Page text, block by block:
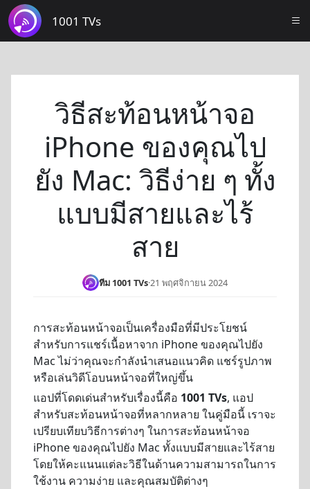
1001 TVs
วิธีสะท้อนหน้าจอ
iPhone ของคุณไป
ยัง Mac: วิธีง่าย ๆ ทั้ง
แบบมีสายและไร้
สาย
ทีม 1001 TVs·21 พฤศจิกายน 2024
การสะท้อนหน้าจอเป็นเครื่องมือที่มีประโยชน์
สำหรับการแชร์เนื้อหาจาก iPhone ของคุณไปยัง
Mac ไม่ว่าคุณจะกำลังนำเสนอแนวคิด แชร์รูปภาพ
หรือเล่นวิดีโอบนหน้าจอที่ใหญ่ขึ้น
แอปที่โดดเด่นสำหรับเรื่องนี้คือ 1001 TVs, แอป
สำหรับสะท้อนหน้าจอที่หลากหลาย ในคู่มือนี้ เราจะ
เปรียบเทียบวิธีการต่างๆ ในการสะท้อนหน้าจอ
iPhone ของคุณไปยัง Mac ทั้งแบบมีสายและไร้สาย
โดยให้คะแนนแต่ละวิธีในด้านความสามารถในการ
ใช้งาน ความง่าย และคุณสมบัติต่างๆ